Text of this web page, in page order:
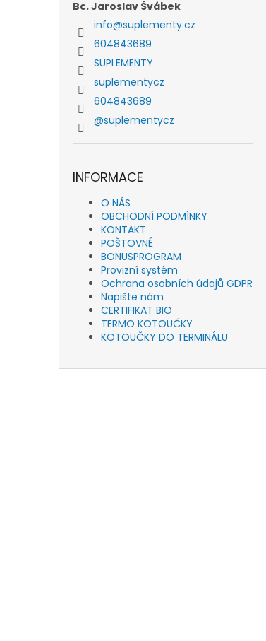
Bc. Jaroslav Švábek
info@suplementy.cz
604843689
SUPLEMENTY
suplementycz
604843689
@suplementycz
INFORMACE
O NÁS
OBCHODNÍ PODMÍNKY
KONTAKT
POŠTOVNÉ
BONUSPROGRAM
Provizní systém
Ochrana osobních údajů GDPR
Napište nám
CERTIFIKAT BIO
TERMO KOTOUČKY
KOTOUČKY DO TERMINÁLU